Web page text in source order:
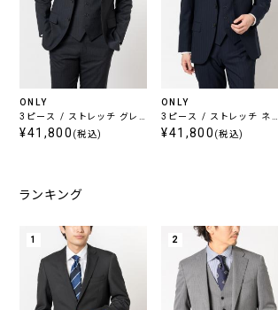
ONLY
3ピース / ストレッチ グレ
ー ストライプ
¥41,800 (税込)
ONLY
3ピース / ストレッチ ネイ
ビーストライプ
¥41,800 (税込)
ランキング
1 2